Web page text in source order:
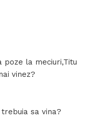
poze la meciuri,Titu
vinez?
trebuia sa vina?